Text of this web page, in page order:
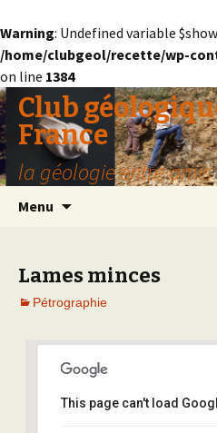
Warning: Undefined variable
/home/clubgeol/recette/wp-
on line 1384
Club
France
la géologie entre amis
Menu
Lames minces
Pétrographie
This page can't load